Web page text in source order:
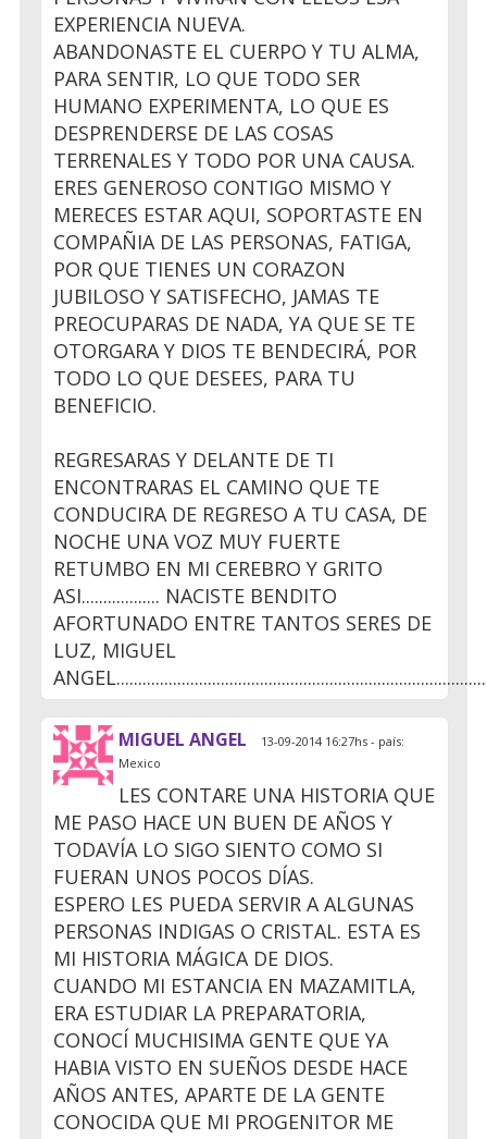
EXPERIENCIA NUEVA.
ABANDONASTE EL CUERPO Y TU ALMA,
PARA SENTIR, LO QUE TODO SER
HUMANO EXPERIMENTA, LO QUE ES
DESPRENDERSE DE LAS COSAS
TERRENALES Y TODO POR UNA CAUSA.
ERES GENEROSO CONTIGO MISMO Y
MERECES ESTAR AQUI, SOPORTASTE EN
COMPAÑIA DE LAS PERSONAS, FATIGA,
POR QUE TIENES UN CORAZON
JUBILOSO Y SATISFECHO, JAMAS TE
PREOCUPARAS DE NADA, YA QUE SE TE
OTORGARA Y DIOS TE BENDECIRÁ, POR
TODO LO QUE DESEES, PARA TU
BENEFICIO.
REGRESARAS Y DELANTE DE TI
ENCONTRARAS EL CAMINO QUE TE
CONDUCIRA DE REGRESO A TU CASA, DE
NOCHE UNA VOZ MUY FUERTE
RETUMBO EN MI CEREBRO Y GRITO
ASI.................. NACISTE BENDITO
AFORTUNADO ENTRE TANTOS SERES DE
LUZ, MIGUEL
MIGUEL ANGEL 13-09-2014 16:27hs - país:
Mexico
LES CONTARE UNA HISTORIA QUE
ME PASO HACE UN BUEN DE AÑOS Y
TODAVÍA LO SIGO SIENTO COMO SI
FUERAN UNOS POCOS DÍAS.
ESPERO LES PUEDA SERVIR A ALGUNAS
PERSONAS INDIGAS O CRISTAL. ESTA ES
MI HISTORIA MÁGICA DE DIOS.
CUANDO MI ESTANCIA EN MAZAMITLA,
ERA ESTUDIAR LA PREPARATORIA,
CONOCÍ MUCHISIMA GENTE QUE YA
HABIA VISTO EN SUEÑOS DESDE HACE
AÑOS ANTES, APARTE DE LA GENTE
CONOCIDA QUE MI PROGENITOR ME